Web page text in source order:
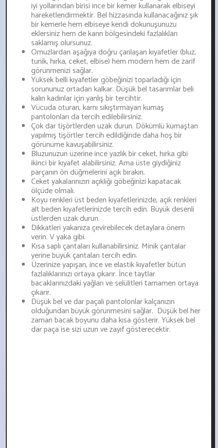
iyi yollarından birisi ince bir kemer kullanarak elbiseyi
hareketlendirmektir. Bel hizzasında kullanacağınız şık
bir kemerle hem elbiseye kendi dokunuşunuzu
eklersiniz hem de karın bölgesindeki fazlalıkları
saklamış olursunuz.
Omuzlardan aşağıya doğru çanlaşan kıyafetler (bluz,
tunik, hırka, ceket, elbise) hem modern hem de zarif
görünmenizi sağlar.
Yüksek belli kıyafetler göbeğinizi toparladığı için
sorununuz ortadan kalkar. Düşük bel tasarımlar beli
kalın kadınlar için yanlış bir tercihtir.
Vücuda oturan, karnı sıkıştırmayan kumaş
pantolonları da tercih edilebilirsiniz.
Çok dar tişörtlerden uzak durun. Dökümlü kumaştan
yapılmış tişörtler tercih edildiğinde daha hoş bir
görünüme kavuşabilirsiniz.
Bluzunuzun üzerine ince yazlık bir ceket, hırka gibi
ikinci bir kıyafet alabilirsiniz. Ama üste giydiğiniz
parçanın ön düğmelerini açık bırakın.
Ceket yakalarınızın açıklığı göbeğinizi kapatacak
ölçüde olmalı.
Koyu renkleri üst beden kıyafetlerinizde, açık renkleri
alt beden kıyafetlerinizde tercih edin. Büyük desenli
üstlerden uzak durun.
Dikkatleri yakanıza çevirebilecek detaylara önem
verin. V yaka gibi.
Kısa saplı çantaları kullanabilirsiniz. Minik çantalar
yerine büyük çantaları tercih edin.
Üzerinize yapışan, ince ve elastik kıyafetler bütün
fazlalıklarınızı ortaya çıkarır. İnce taytlar
bacaklarınızdaki yağları ve selülitleri tamamen ortaya
çıkarır.
Düşük bel ve dar paçalı pantolonlar kalçanızın
olduğundan büyük görünmesini sağlar. Düşük bel her
zaman bacak boyunu daha kısa gösterir. Yüksek bel
dar paça ise sizi uzun ve zayıf gösterecektir.